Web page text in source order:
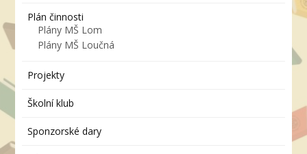
Plán činnosti
Plány MŠ Lom
Plány MŠ Loučná
Projekty
Školní klub
Sponzorské dary